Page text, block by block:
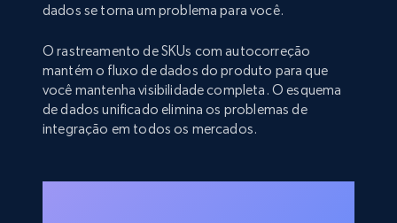
dados se torna um problema para você.
O rastreamento de SKUs com autocorreção
mantém o fluxo de dados do produto para que
você mantenha visibilidade completa. O esquema
de dados unificado elimina os problemas de
integração em todos os mercados.